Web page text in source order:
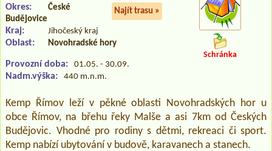
Najít trasu »
Okres:
České
Budějovice
Kraj: Jihočeský kraj
Oblast: Novohradské hory
Provozní doba: 01.05. - 30.09.
Nadm.výška: 440 m.n.m.
Schránka
Kemp Římov leží v pěkné oblasti Novohradských hor u
obce Římov, na břehu řeky Malše a asi 7km od Českých
Budějovic. Vhodné pro rodiny s dětmi, rekreaci či sport.
Kemp nabízí ubytování v budově, karavanech a stanech.